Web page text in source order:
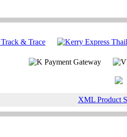
XML Product